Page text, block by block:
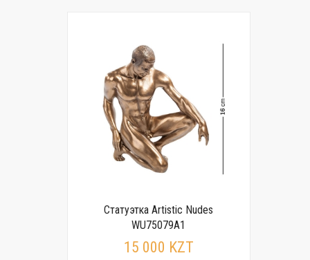
Статуэтка Artistic Nudes
WU75079A1
15 000 KZT